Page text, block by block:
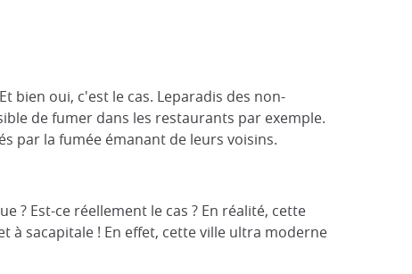
bien oui, c'est le cas. Leparadis des non-
de fumer dans les restaurants par exemple.
par la fumée émanant de leurs voisins.
? Est-ce réellement le cas ? En réalité, cette
à sacapitale ! En effet, cette ville ultra moderne